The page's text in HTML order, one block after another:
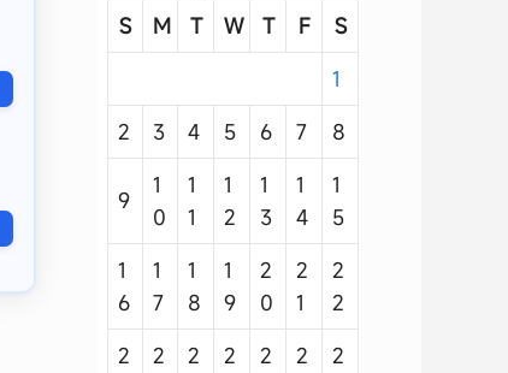
S
M T W T F
S
1
2
3 4 5 6 7 8
9
1
0
1
1
1
2
1
3
1
4
1
5
1
6
1
7
1
8
1
9
2
0
2
1
2
2
2
2
2
2
2
2
2